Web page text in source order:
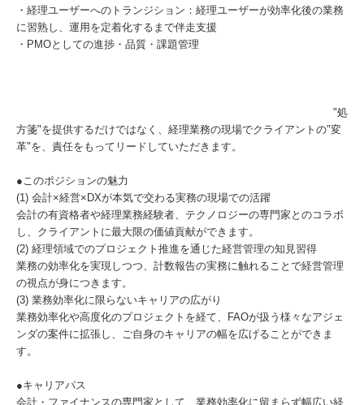
・経理ユーザーへのトランジション：経理ユーザーが効率化後の業務
に習熟し、運用を定着化するまで伴走支援
・PMOとしての進捗・品質・課題管理
"処
方箋"を提供するだけではなく、経理業務の現場でクライアントの"変
革"を、責任をもってリードしていただきます。
●このポジションの魅力
(1) 会計×経営×DXが本気で交わる実務の現場での活躍
会計の有資格者や経理業務経験者、テクノロジーの専門家とのコラボ
し、クライアントに最大限の価値貢献ができます。
(2) 経理領域でのプロジェクト推進を通じた経営管理の知見習得
業務の効率化を実現しつつ、計数報告の実務に触れることで経営管理
の視点が身につきます。
(3) 業務効率化に限らないキャリアの広がり
業務効率化や高度化のプロジェクトを経て、FAOが扱う様々なアジェ
ンダの案件に拡張し、ご自身のキャリアの幅を広げることができま
す。
●キャリアパス
会計・ファイナンスの専門家として、業務効率化に留まらず幅広い経